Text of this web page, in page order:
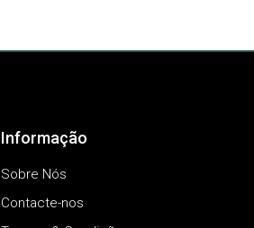
Informação
Sobre Nós
Contacte-nos